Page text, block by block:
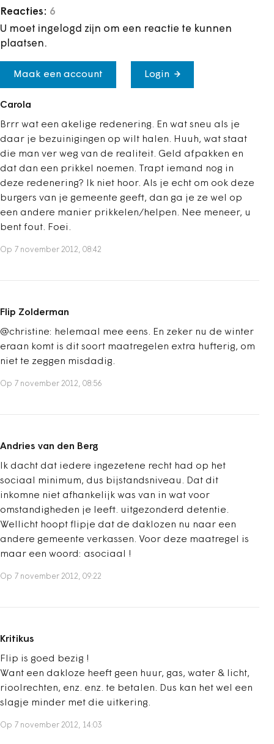
Reacties: 6
U moet ingelogd zijn om een reactie te kunnen
plaatsen.
Maak een account Login
Carola
Brrr wat een akelige redenering. En wat sneu als je
daar je bezuinigingen op wilt halen. Huuh, wat staat
die man ver weg van de realiteit. Geld afpakken en
dat dan een prikkel noemen. Trapt iemand nog in
deze redenering? Ik niet hoor. Als je echt om ook deze
burgers van je gemeente geeft, dan ga je ze wel op
een andere manier prikkelen/helpen. Nee meneer, u
bent fout. Foei.
Op 7 november 2012, 08:42
Flip Zolderman
@christine: helemaal mee eens. En zeker nu de winter
eraan komt is dit soort maatregelen extra hufterig, om
niet te zeggen misdadig.
Op 7 november 2012, 08:56
Andries van den Berg
Ik dacht dat iedere ingezetene recht had op het
sociaal minimum, dus bijstandsniveau. Dat dit
inkomne niet afhankelijk was van in wat voor
omstandigheden je leeft. uitgezonderd detentie.
Wellicht hoopt flipje dat de daklozen nu naar een
andere gemeente verkassen. Voor deze maatregel is
maar een woord: asociaal !
Op 7 november 2012, 09:22
Kritikus
Flip is goed bezig !
Want een dakloze heeft geen huur, gas, water & licht,
rioolrechten, enz. enz. te betalen. Dus kan het wel een
slagje minder met die uitkering.
Op 7 november 2012, 14:03